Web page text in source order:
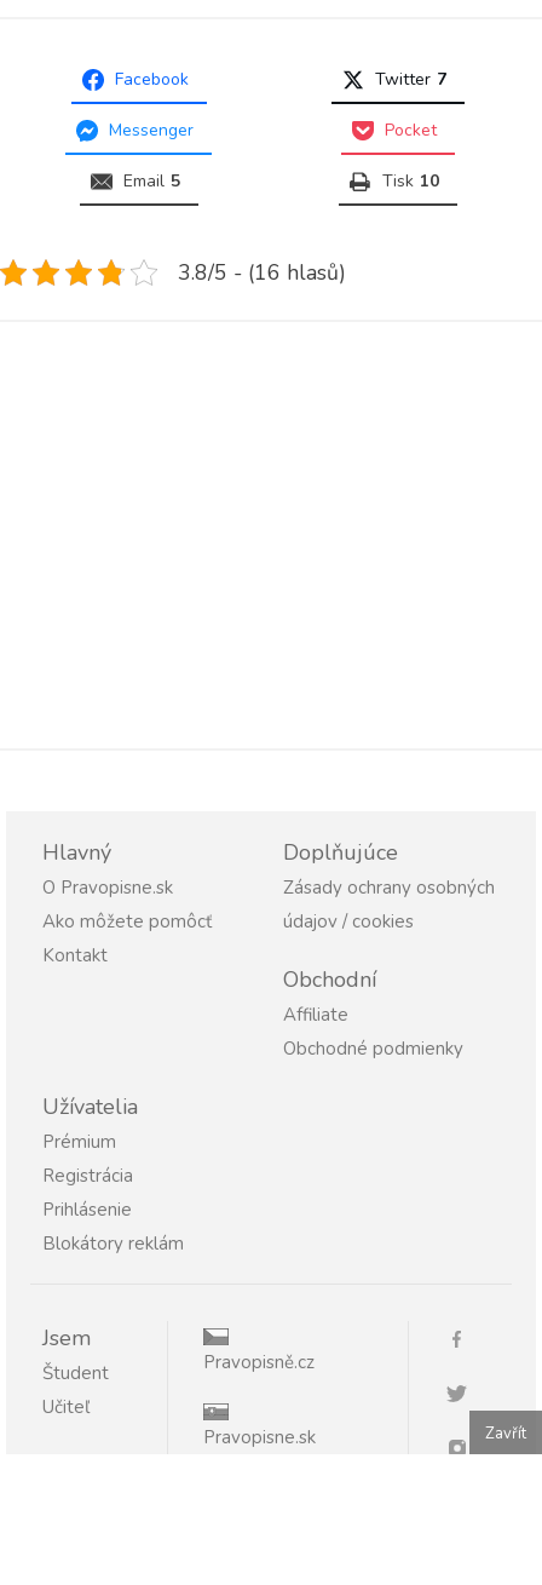
Facebook Twitter 7
Messenger Pocket
Email 5 Tisk 10
3.8/5 - (16 hlasů)
Hlavný
O Pravopisne.sk
Ako môžete pomôcť
Kontakt
Doplňujúce
Zásady ochrany osobných
údajov / cookies
Obchodní
Affiliate
Obchodné podmienky
Užívatelia
Prémium
Registrácia
Prihlásenie
Blokátory reklám
Jsem
Študent
Učiteľ
Pravopisně.cz
Pravopisne.sk Zavřít